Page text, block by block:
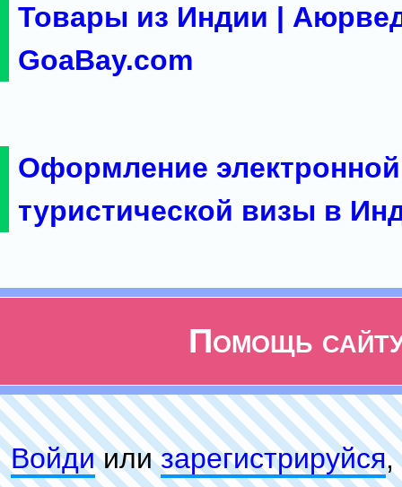
Товары из Индии |
GoaBay.com
Оформление электронной
туристической визы в
Помощь
Войдиилизарeгиcтpируйся,